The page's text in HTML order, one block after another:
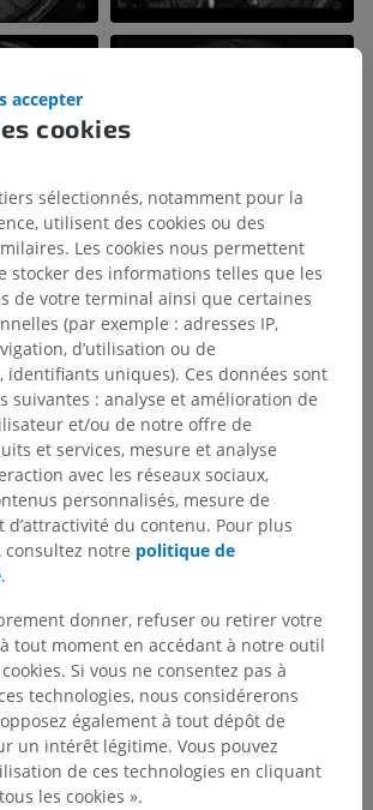
cookies
accepter
sélectionnés, notamment pour la
utilisent des cookies ou des
Les cookies nous permettent
stocker des informations telles que les
de votre terminal ainsi que certaines
(par exemple : adresses IP,
d’utilisation ou de
identifiants uniques). Ces données sont
suivantes : analyse et amélioration de
et/ou de notre offre de
et services, mesure et analyse
avec les réseaux sociaux,
personnalisés, mesure de
d’attractivité du contenu. Pour plus
notre politique de
.
donner, refuser ou retirer votre
tout moment en accédant à notre outil
Si vous ne consentez pas à
technologies, nous considérerons
également à tout dépôt de
un intérêt légitime. Vous pouvez
de ces technologies en cliquant
les cookies ».